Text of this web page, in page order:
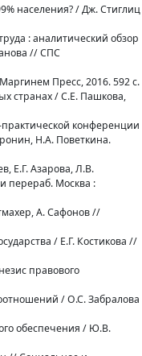
населения? / Дж. Стиглиц
: аналитический обзор
// СПС
Пресс, 2016. 592 с.
странах / С.Е. Пашкова,
конференции
Н.А. Поветкина.
Е.Г. Азарова, Л.В.
перераб. Москва :
А. Сафонов //
/ Е.Г. Костикова //
правового
/ О.С. Забралова
обеспечения / Ю.В.